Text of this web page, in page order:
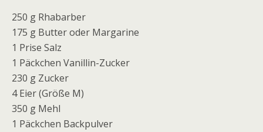
250 g Rhabarber
175 g Butter oder Margarine
1 Prise Salz
1 Päckchen Vanillin-Zucker
230 g Zucker
4 Eier (Größe M)
350 g Mehl
1 Päckchen Backpulver